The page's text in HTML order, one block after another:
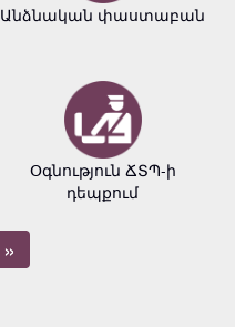
Անձնական փաստաբան
Օգնություն ՃՏՊ-ի
դեպքում
»